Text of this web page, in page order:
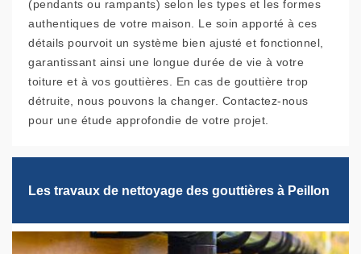
(pendants ou rampants) selon les types et les formes
authentiques de votre maison. Le soin apporté à ces
détails pourvoit un système bien ajusté et fonctionnel,
garantissant ainsi une longue durée de vie à votre
toiture et à vos gouttières. En cas de gouttière trop
détruite, nous pouvons la changer. Contactez-nous
pour une étude approfondie de votre projet.
Les travaux de nettoyage des gouttières à Peillon